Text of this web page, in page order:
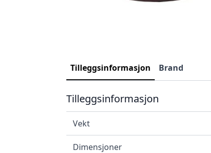
Tilleggsinformasjon Brand
Tilleggsinformasjon
Vekt
Dimensjoner